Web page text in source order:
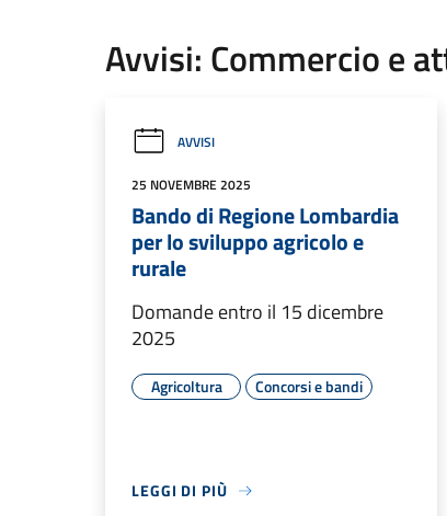
Avvisi: Commercio e
AVVISI
25 NOVEMBRE 2025
Bando di Regione Lombardia
per lo sviluppo agricolo e
rurale
Domande entro il 15 dicembre
2025
Agricoltura Concorsi e bandi
LEGGI DI PIÙ